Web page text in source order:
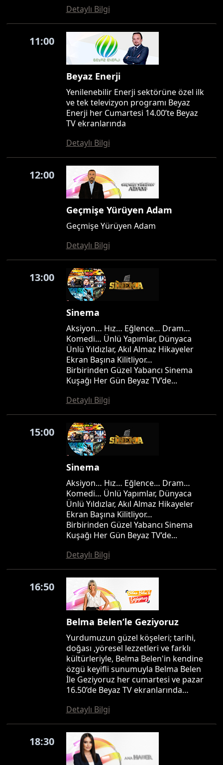
Detaylı Bilgi
11:00
Beyaz Enerji
Yenilenebilir Enerji sektörüne özel ilk
ve tek televizyon programı Beyaz
Enerji her Cumartesi 14.00’te Beyaz
TV ekranlarında
Detaylı Bilgi
12:00
Geçmişe Yürüyen Adam
Geçmişe Yürüyen Adam
Detaylı Bilgi
13:00
Sinema
Aksiyon… Hız… Eğlence… Dram…
Komedi… Ünlü Yapımlar, Dünyaca
Ünlü Yıldızlar, Akıl Almaz Hikayeler
Ekran Başına Kilitliyor…
Birbirinden Güzel Yabancı Sinema
Kuşağı Her Gün Beyaz TV’de...
Detaylı Bilgi
15:00
Sinema
Aksiyon… Hız… Eğlence… Dram…
Komedi… Ünlü Yapımlar, Dünyaca
Ünlü Yıldızlar, Akıl Almaz Hikayeler
Ekran Başına Kilitliyor…
Birbirinden Güzel Yabancı Sinema
Kuşağı Her Gün Beyaz TV’de...
Detaylı Bilgi
16:50
Belma Belen’le Geziyoruz
Yurdumuzun güzel köşeleri; tarihi,
doğası ,yöresel lezzetleri ve farklı
kültürleriyle, Belma Belen'in kendine
özgü keyifli sunumuyla Belma Belen
İle Geziyoruz her cumartesi ve pazar
16.50’de Beyaz TV ekranlarında…
Detaylı Bilgi
18:30